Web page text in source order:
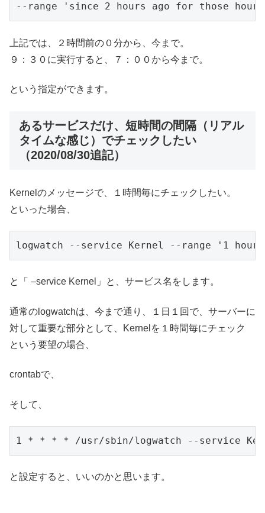
--range 'since 2 hours ago for those
上記では、２時間前の０分から、今まで。
９：３０に実行すると、７：００から今まで。
という指定ができます。
あるサービスだけ、短時間の間隔（リアル
タイムな感じ）でチェックしたい
（2020/08/30追記）
Kernelのメッセージで、１時間毎にチェックしたい。
といった場合、
logwatch --service Kernel --range '1
と「 –service Kernel」と、サービス名をします。
通常のlogwatchは、今まで通り、１日１回で、サーバーに
対して重要な部分として、Kernelを１時間毎にチェック
という要望の場合、
crontabで、
そして、
1 * * * * /usr/sbin/logwatch --service
と設定すると、いいのかと思います。